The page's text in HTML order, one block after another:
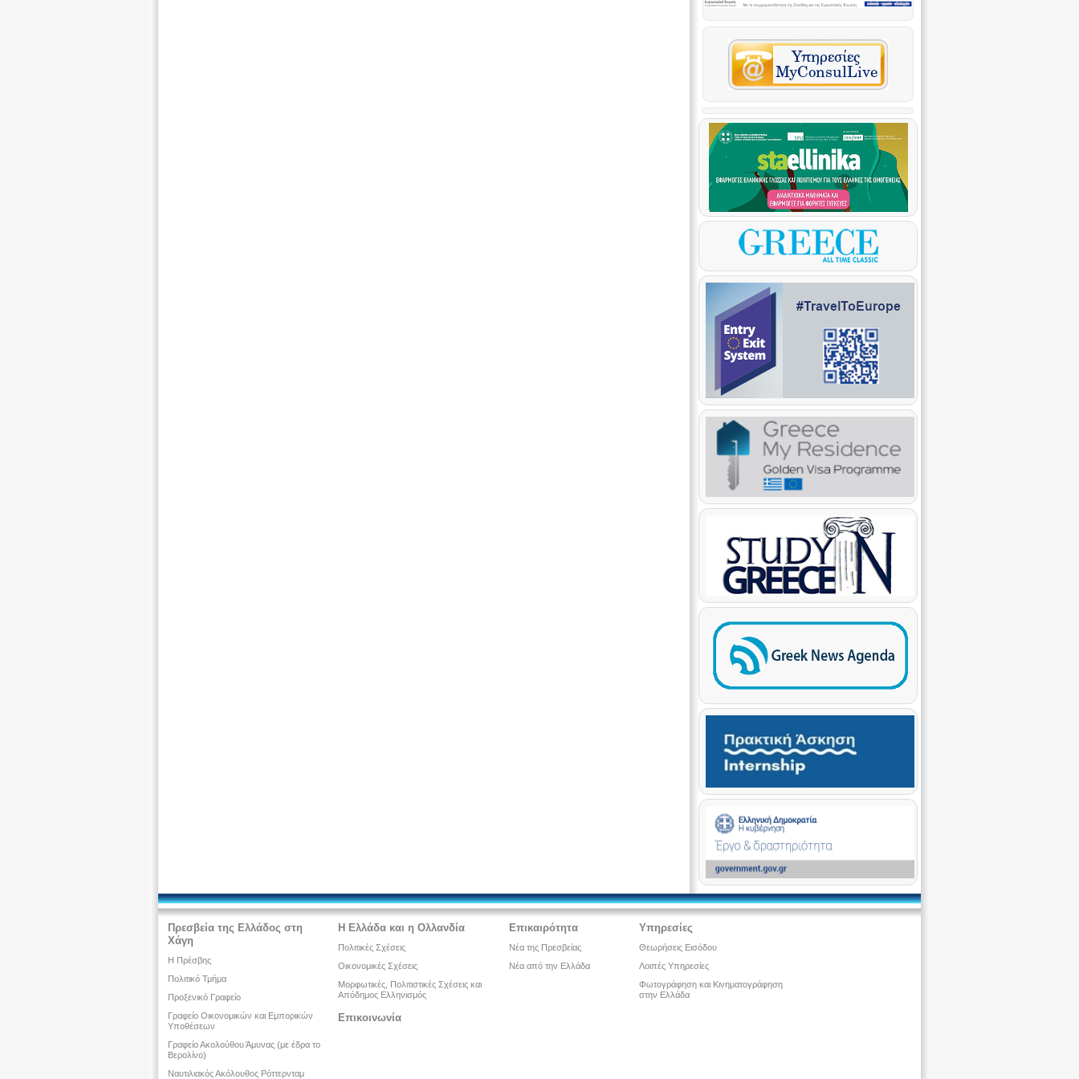
Πρεσβεία της Ελλάδος στη
Χάγη
Η Πρέσβης
Πολιτικό Τμήμα
Προξενικό Γραφείο
Γραφείο Οικονομικών και Εμπορικών
Υποθέσεων
Γραφείο Ακολούθου Άμυνας (με έδρα το
Βερολίνο)
Ναυτιλιακός Ακόλουθος Ρόττερνταμ
Η Ελλάδα και η Ολλανδία
Πολιτικές Σχέσεις
Οικονομικές Σχέσεις
Μορφωτικές, Πολιτιστικές Σχέσεις και
Απόδημος Ελληνισμός
Επικαιρότητα
Νέα της Πρεσβείας
Νέα από την Ελλάδα
Υπηρεσίες
Θεωρήσεις Εισόδου
Λοιπές Υπηρεσίες
Φωτογράφηση και Κινηματογράφηση
στην Ελλάδα
Επικοινωνία